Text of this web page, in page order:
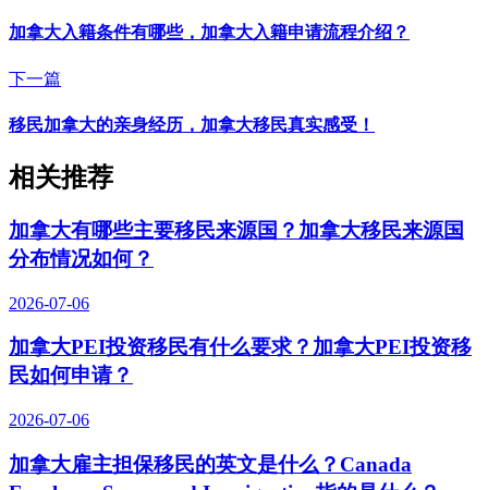
加拿大入籍条件有哪些，加拿大入籍申请流程介绍？
下一篇
移民加拿大的亲身经历，加拿大移民真实感受！
相关推荐
加拿大有哪些主要移民来源国？加拿大移民来源国
分布情况如何？
2026-07-06
加拿大PEI投资移民有什么要求？加拿大PEI投资移
民如何申请？
2026-07-06
加拿大雇主担保移民的英文是什么？Canada